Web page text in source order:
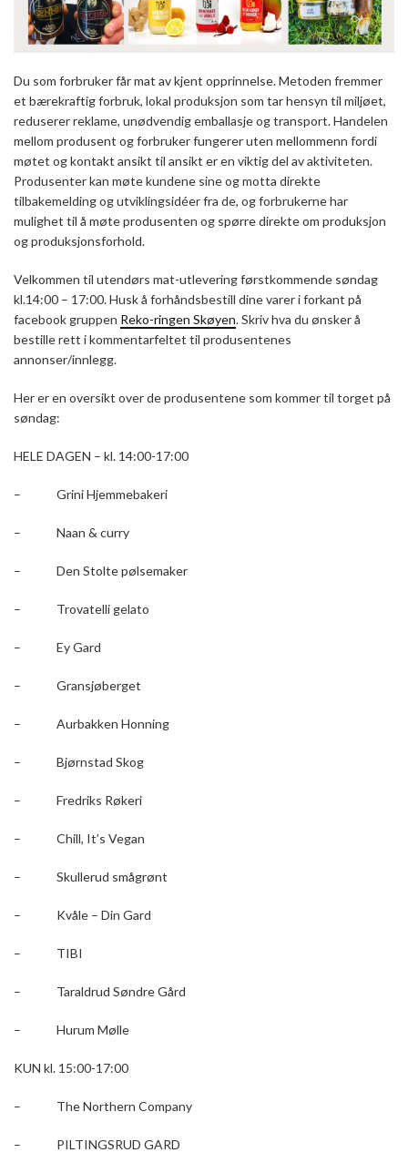
Du som forbruker får mat av kjent opprinnelse. Metoden fremmer
et bærekraftig forbruk, lokal produksjon som tar hensyn til miljøet,
reduserer reklame, unødvendig emballasje og transport. Handelen
mellom produsent og forbruker fungerer uten mellommenn fordi
møtet og kontakt ansikt til ansikt er en viktig del av aktiviteten.
Produsenter kan møte kundene sine og motta direkte
tilbakemelding og utviklingsidéer fra de, og forbrukerne har
mulighet til å møte produsenten og spørre direkte om produksjon
og produksjonsforhold.
Velkommen til utendørs mat-utlevering førstkommende søndag
kl.14:00 – 17:00. Husk å forhåndsbestill dine varer i forkant på
facebook gruppen Reko-ringen Skøyen. Skriv hva du ønsker å
bestille rett i kommentarfeltet til produsentenes
annonser/innlegg.
Her er en oversikt over de produsentene som kommer til torget på
søndag:
HELE DAGEN – kl. 14:00-17:00
– Grini Hjemmebakeri
– Naan & curry
– Den Stolte pølsemaker
– Trovatelli gelato
– Ey Gard
– Gransjøberget
– Aurbakken Honning
– Bjørnstad Skog
– Fredriks Røkeri
– Chill, It’s Vegan
– Skullerud smågrønt
– Kvåle – Din Gard
– TIBI
– Taraldrud Søndre Gård
– Hurum Mølle
KUN kl. 15:00-17:00
– The Northern Company
– PILTINGSRUD GARD